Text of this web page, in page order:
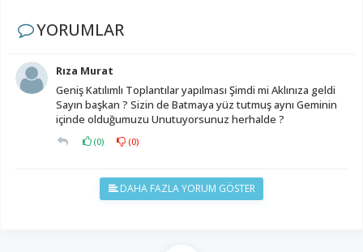
YORUMLAR
Rıza Murat
Geniş Katılımlı Toplantılar yapılması Şimdi mi Aklınıza geldi
Sayın başkan ? Sizin de Batmaya yüz tutmuş aynı Geminin
içinde olduğumuzu Unutuyorsunuz herhalde ?
(0) (0)
DAHA FAZLA YORUM GÖSTER